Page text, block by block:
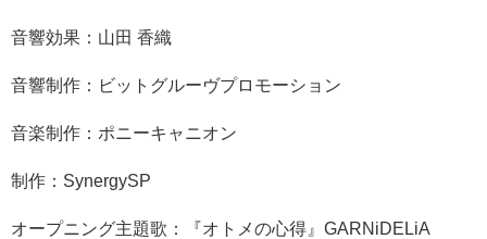
音響効果：山田 香織
音響制作：ビットグルーヴプロモーション
音楽制作：ポニーキャニオン
制作：SynergySP
オープニング主題歌：『オトメの心得』GARNiDELiA